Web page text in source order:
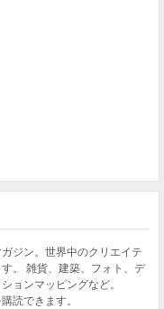
ジン。世界中のクリエイテ
。 雑貨、建築、フォト、デ
ョンマッピングなど。
読できます。